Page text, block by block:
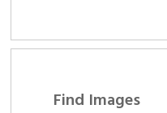
Find Images